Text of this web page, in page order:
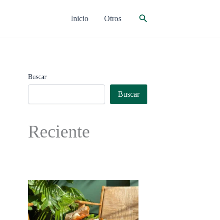
Inicio Otros Buscar
Buscar
Buscar
Reciente